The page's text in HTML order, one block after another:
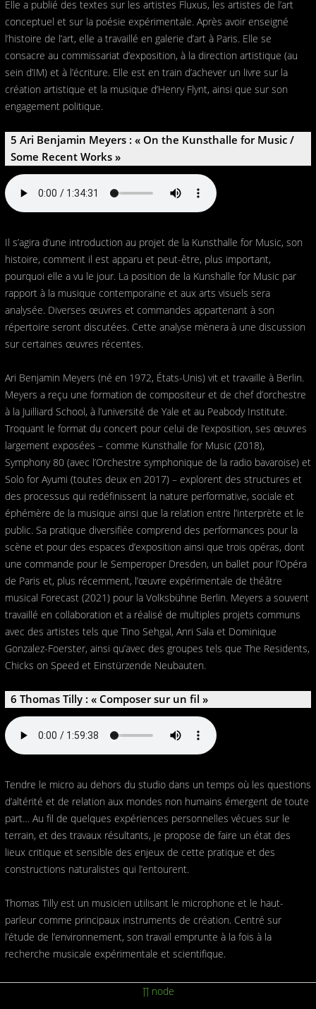
Elle a publié des textes sur les artistes Fluxus, les artistes de l’art
conceptuel et sur la poésie expérimentale. Après avoir enseigné
l’histoire de l’art, elle a travaillé en galerie d’art à Paris. Elle se
consacre au commissariat d’exposition, à la direction artistique (au
sein d’IM) et à l’écriture. Elle est en train d’achever un livre sur la
création artistique et la musique d’Henry Flynt, ainsi que sur son
engagement politique.
5 Ari Benjamin Meyers : « On the Kunsthalle for Music /
Some Recent Works »
Il s’agira d’une introduction au projet de la Kunsthalle for Music, son
histoire, comment il est apparu et peut-être, plus important,
pourquoi elle a vu le jour. La position de la Kunshalle for Music par
rapport à la musique contemporaine et aux arts visuels sera
analysée. Diverses œuvres et commandes appartenant à son
répertoire seront discutées. Cette analyse mènera à une discussion
sur certaines œuvres récentes.
Ari Benjamin Meyers (né en 1972, États-Unis) vit et travaille à Berlin.
Meyers a reçu une formation de compositeur et de chef d’orchestre
à la Juilliard School, à l’université de Yale et au Peabody Institute.
Troquant le format du concert pour celui de l’exposition, ses œuvres
largement exposées – comme Kunsthalle for Music (2018),
Symphony 80 (avec l’Orchestre symphonique de la radio bavaroise) et
Solo for Ayumi (toutes deux en 2017) – explorent des structures et
des processus qui redéfinissent la nature performative, sociale et
éphémère de la musique ainsi que la relation entre l’interprète et le
public. Sa pratique diversifiée comprend des performances pour la
scène et pour des espaces d’exposition ainsi que trois opéras, dont
une commande pour le Semperoper Dresden, un ballet pour l’Opéra
de Paris et, plus récemment, l’œuvre expérimentale de théâtre
musical Forecast (2021) pour la Volksbühne Berlin. Meyers a souvent
travaillé en collaboration et a réalisé de multiples projets communs
avec des artistes tels que Tino Sehgal, Anri Sala et Dominique
Gonzalez-Foerster, ainsi qu’avec des groupes tels que The Residents,
Chicks on Speed et Einstürzende Neubauten.
6 Thomas Tilly : « Composer sur un fil »
Tendre le micro au dehors du studio dans un temps où les questions
d’altérité et de relation aux mondes non humains émergent de toute
part… Au fil de quelques expériences personnelles vécues sur le
terrain, et des travaux résultants, je propose de faire un état des
lieux critique et sensible des enjeux de cette pratique et des
constructions naturalistes qui l’entourent.
Thomas Tilly est un musicien utilisant le microphone et le haut-
parleur comme principaux instruments de création. Centré sur
l’étude de l’environnement, son travail emprunte à la fois à la
recherche musicale expérimentale et scientifique.
∏ node